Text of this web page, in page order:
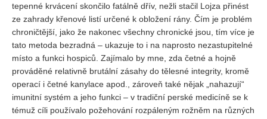
tepenné krvácení skončilo fatálně dřív, nežli stačil Lojza přinést
ze zahrady křenové listí určené k obložení rány. Čím je problém
chroničtější, jako že nakonec všechny chronické jsou, tím více je
tato metoda bezradná – ukazuje to i na naprosto nezastupitelné
místo a funkci hospiců. Zajímalo by mne, zda četné a hojně
prováděné relativně brutální zásahy do tělesné integrity, kromě
operací i četné kanylace apod., zároveň také nějak „nahazují“
imunitní systém a jeho funkci – v tradiční perské medicíně se k
témuž cíli používalo požehování rozpáleným rožněm na různých